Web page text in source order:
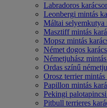
Labradoros
Leonbergi mintás
Máltai selyemkutya
Masztiff mintás
Mopsz mintás
Német dogos
Németjuhász
Ordas színű
Orosz terrier
Papillon mintás
Pekingi
Pitbull terrieres